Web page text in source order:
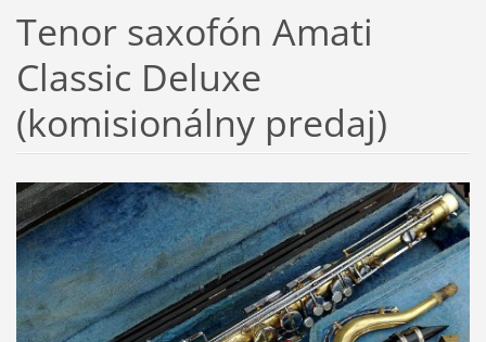
Tenor saxofón Amati
Classic Deluxe
(komisionálny predaj)